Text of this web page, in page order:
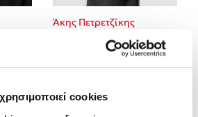
cookies
Άκης Πετρετζίκης